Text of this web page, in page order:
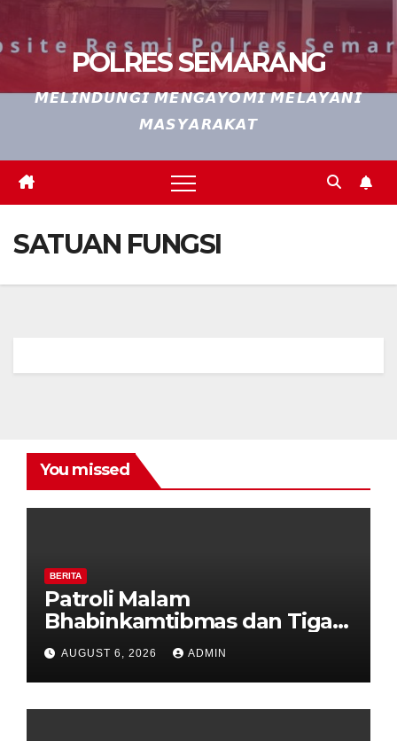
POLRES SEMARANG
𝙈𝙀𝙇𝙄𝙉𝘿𝙐𝙉𝙂𝙄 𝙈𝙀𝙉𝙂𝘼𝙔𝙊𝙈𝙄 𝙈𝙀𝙇𝘼𝙔𝘼𝙉𝙄
𝙈𝘼𝙎𝙔𝘼𝙍𝘼𝙆𝘼𝙏
SATUAN FUNGSI
You missed
BERITA
Patroli Malam
Bhabinkamtibmas dan Tiga
Pilar Kelurahan Ungaran
Perkuat Kamtibmas, Warga
Diajak Aktifkan Ronda
AUGUST 6, 2026 ADMIN